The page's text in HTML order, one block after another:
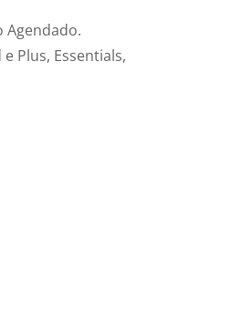
Agendado.
Plus, Essentials,